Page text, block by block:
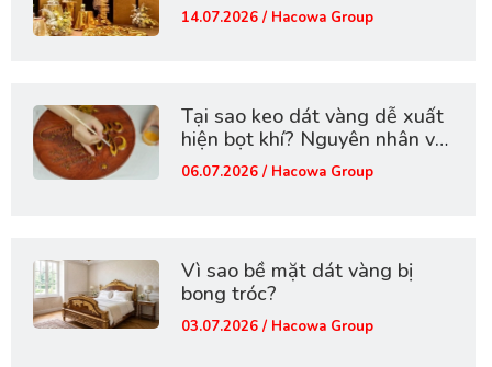
14.07.2026 / Hacowa Group
Tại sao keo dát vàng dễ xuất
hiện bọt khí? Nguyên nhân và
cách khắc phục hiệu quả
06.07.2026 / Hacowa Group
Vì sao bề mặt dát vàng bị
bong tróc?
03.07.2026 / Hacowa Group